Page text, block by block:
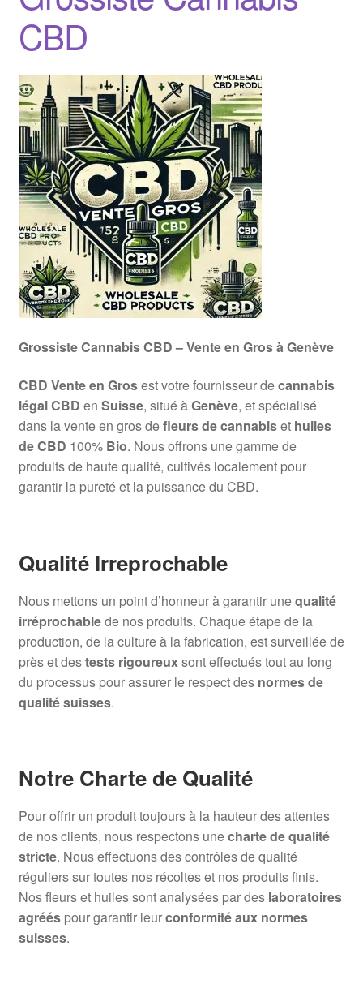
CBD
Grossiste Cannabis CBD – Vente en Gros à Genève
CBD Vente en Grosest votre fournisseur decannabis
légal CBD en Suisse, situé àGenève, et spécialisé
dans la vente en gros defleurs de cannabiset huiles
de CBD 100% Bio. Nous offrons une gamme de
produits de haute qualité, cultivés localement pour
garantir la pureté et la puissance du CBD.
Qualité Irreprochable
Nous mettons un point d’honneur à garantir unequalité
irréprochablede nos produits. Chaque étape de la
production, de la culture à la fabrication, est surveillée de
près et destests rigoureuxsont effectués tout au long
du processus pour assurer le respect des normes de
qualité suisses.
Notre Charte de Qualité
Pour offrir un produit toujours à la hauteur des attentes
de nos clients, nous respectons unecharte de qualité
stricte. Nous effectuons des contrôles de qualité
réguliers sur toutes nos récoltes et nos produits finis.
Nos fleurs et huiles sont analysées par des laboratoires
agrééspour garantir leurconformité aux normes
suisses.